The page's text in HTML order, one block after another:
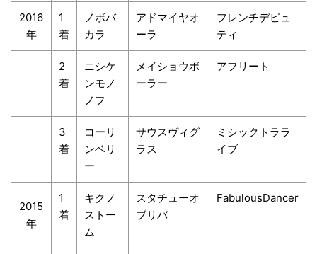
2016
年
1
着
ノボバ
カラ
アドマイヤオ
ーラ
フレンチデピュ
ティ
2
着
ニシケ
ンモノ
ノフ
メイショウボ
ーラー
アフリート
3
着
コーリ
ンベリ
ー
サウスヴィグ
ラス
ミシックトララ
イブ
2015
年
1
着
キクノ
ストー
ム
スタチューオ
ブリバ
FabulousDancer